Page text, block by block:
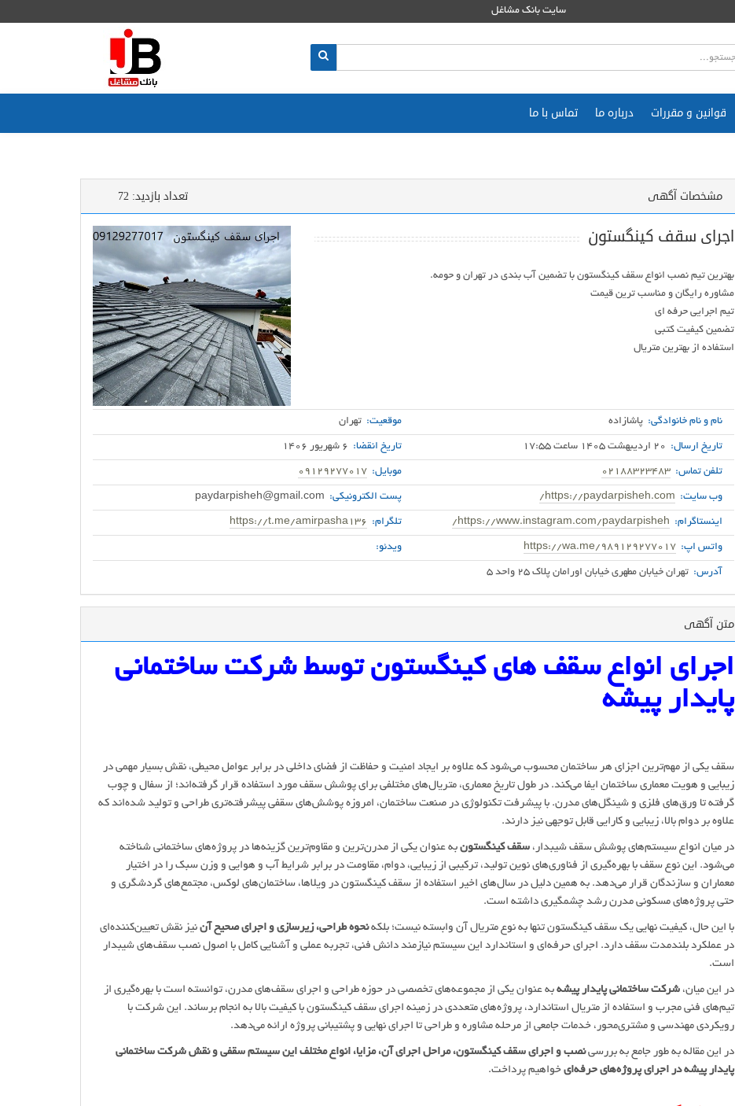
سایت بانک مشاغل
قوانین و مقررات درباره ما تماس با ما
مشخصات آگهی تعداد بازدید: 72
اجرای سقف کینگستون
استفاده از بهترین متریال
نام و نام خانوادگی: پاشازاده موقعیت: تهران
تاریخ ارسال: 20 اردیبهشت 1405 ساعت 17:55 تاریخ انقضا: 6 شهریور 1406
تلفن تماس: 02188323483 موبایل: 09129277017
وب سایت: https://paydarpisheh.com/ پست الکترونیکی: paydarpisheh@gmail.com
اینستاگرام: https://www.instagram.com/paydarpisheh/ تلگرام: https://t.me/amirpasha136
واتس اپ: https://wa.me/989129277017 ویدئو:
آدرس: تهران خیابان مطهری خیابان اورامان پلاک 25 واحد 5
متن آگهی
اجرای انواع سقف های کینگستون توسط شرکت ساختمانی
پایدار پیشه
سقف یکی از مهم‌ترین اجزای هر ساختمان محسوب می‌شود که علاوه بر ایجاد امنیت و حفاظت از فضای داخلی در برابر عوامل محیطی، نقش بسیار مهمی در
زیبایی و هویت معماری ساختمان ایفا می‌کند. در طول تاریخ معماری، متریال‌های مختلفی برای پوشش سقف مورد استفاده قرار گرفته‌اند؛ از سفال و چوب
گرفته تا ورق‌های فلزی و شینگل‌های مدرن. با پیشرفت تکنولوژی در صنعت ساختمان، امروزه پوشش‌های سقفی پیشرفته‌تری طراحی و تولید شده‌اند که
علاوه بر دوام بالا، زیبایی و کارایی قابل توجهی نیز دارند.
در میان انواع سیستم‌های پوشش سقف شیبدار،سقف کینگستون به عنوان یکی از مدرن‌ترین و مقاوم‌ترین گزینه‌ها در پروژه‌های ساختمانی شناخته
می‌شود. این نوع سقف با بهره‌گیری از فناوری‌های نوین تولید، ترکیبی از زیبایی، دوام، مقاومت در برابر شرایط آب و هوایی و وزن سبک را در اختیار
معماران و سازندگان قرار می‌دهد. به همین دلیل در سال‌های اخیر استفاده از سقف کینگستون در ویلاها، ساختمان‌های لوکس، مجتمع‌های گردشگری و
حتی پروژه‌های مسکونی مدرن رشد چشمگیری داشته است.
با این حال، کیفیت نهایی یک سقف کینگستون تنها به نوع متریال آن وابسته نیست؛ بلکهنحوه طراحی، زیرسازی و اجرای صحیح آن نیز نقش تعیین‌کننده‌ای
در عملکرد بلندمدت سقف دارد. اجرای حرفه‌ای و استاندارد این سیستم نیازمند دانش فنی، تجربه عملی و آشنایی کامل با اصول نصب سقف‌های شیبدار
است.
در این میان،شرکت ساختمانی پایدار پیشه به عنوان یکی از مجموعه‌های تخصصی در حوزه طراحی و اجرای سقف‌های مدرن، توانسته است با بهره‌گیری از
تیم‌های فنی مجرب و استفاده از متریال استاندارد، پروژه‌های متعددی در زمینه اجرای سقف کینگستون با کیفیت بالا به انجام برساند. این شرکت با
رویکردی مهندسی و مشتری‌محور، خدمات جامعی از مرحله مشاوره و طراحی تا اجرای نهایی و پشتیبانی پروژه ارائه می‌دهد.
در این مقاله به طور جامع به بررسینصب و اجرای سقف کینگستون، مراحل اجرای آن، مزایا، انواع مختلف این سیستم سقفی و نقش شرکت ساختمانی
پایدار پیشه در اجرای پروژه‌های حرفه‌ای خواهیم پرداخت.